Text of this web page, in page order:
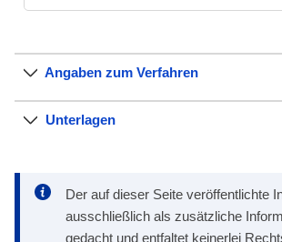
Angaben zum Verfahren
Unterlagen
Der auf dieser Seite veröffentlichte
ausschließlich als zusätzliche
gedacht und entfaltet keinerlei